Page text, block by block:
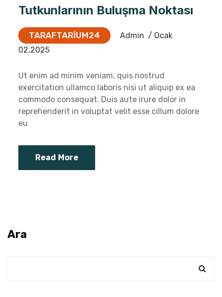
Tutkunlarının Buluşma Noktası
TARAFTARIUM24 Admin / Ocak
02,2025
Ut enim ad minim veniam, quis nostrud
exercitation ullamco laboris nisi ut aliquip ex ea
commodo consequat. Duis aute irure dolor in
reprehenderit in voluptat velit esse cillum dolore
eu
Read More
Ara